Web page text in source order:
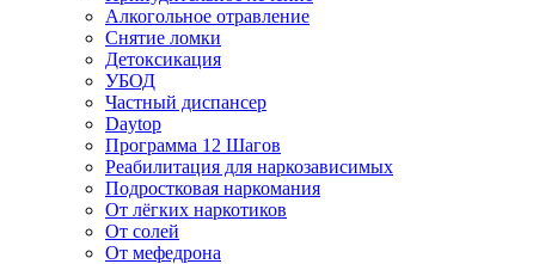
Алкогольное отравление
Снятие ломки
Детоксикация
УБОД
Частный диспансер
Daytop
Программа 12 Шагов
Реабилитация для наркозависимых
Подростковая наркомания
От лёгких наркотиков
От солей
От мефедрона